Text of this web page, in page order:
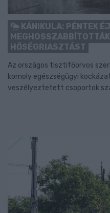
KÁNIKULA: PÉNTEK
HŐSÉGRIASZTÁST
Az országos tisztifőorvos
komoly egészségügyi
veszélyeztetett csoportok